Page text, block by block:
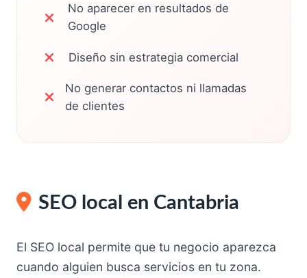
No aparecer en resultados de
Google
Diseño sin estrategia comercial
No generar contactos ni llamadas
de clientes
SEO local en Cantabria
El SEO local permite que tu negocio aparezca
cuando alguien busca servicios en tu zona.